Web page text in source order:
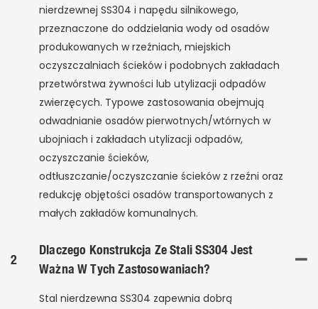
nierdzewnej SS304 i napędu silnikowego,
przeznaczone do oddzielania wody od osadów
produkowanych w rzeźniach, miejskich
oczyszczalniach ścieków i podobnych zakładach
przetwórstwa żywności lub utylizacji odpadów
zwierzęcych. Typowe zastosowania obejmują
odwadnianie osadów pierwotnych/wtórnych w
ubojniach i zakładach utylizacji odpadów,
oczyszczanie ścieków,
odtłuszczanie/oczyszczanie ścieków z rzeźni oraz
redukcję objętości osadów transportowanych z
małych zakładów komunalnych.
2
Dlaczego Konstrukcja Ze Stali SS304 Jest
Ważna W Tych Zastosowaniach?
Stal nierdzewna SS304 zapewnia dobrą